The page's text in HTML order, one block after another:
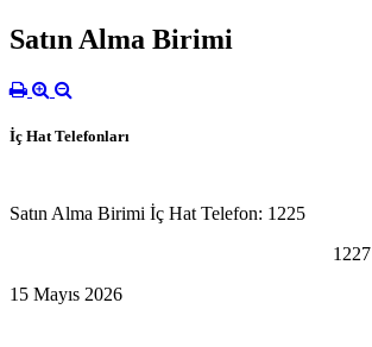
Satın Alma Birimi
İç Hat Telefonları
Satın Alma Birimi İç Hat Telefon: 1225
1227
15 Mayıs 2026